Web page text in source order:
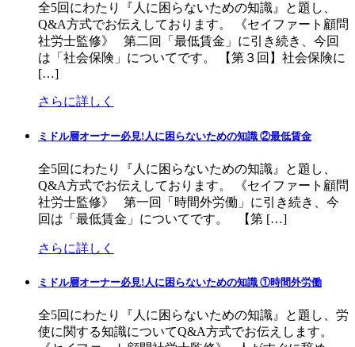
全5回にわたり『人に困らないための知識』と題し、
Q&A方式でお伝えしております。 《セイファート顧問
社労士監修》 第二回「最低賃金」に引き続き、今回
は「社会保険」についてです。 【第３回】社会保険に
[…]
さらに詳しく
ミドル層オーナー必見!人に困らないための知識 ②最低賃金
全5回にわたり『人に困らないための知識』と題し、
Q&A方式でお伝えしております。 《セイファート顧問
社労士監修》 第一回「時間外労働」に引き続き、今
回は「最低賃金」についてです。 【第 […]
さらに詳しく
ミドル層オーナー必見!人に困らないための知識 ①時間外労働
全5回にわたり『人に困らないための知識』と題し、労
使に関する知識についてQ&A方式でお伝えします。